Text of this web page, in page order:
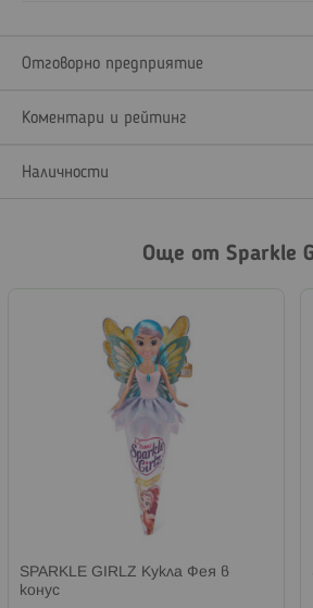
Отговорно предприятие
Коментари и рейтинг
Наличности
Още от Sparkle
SPARKLE GIRLZ Кукла Фея в
конус